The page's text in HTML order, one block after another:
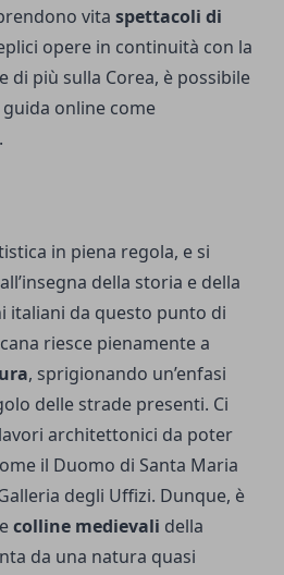
vita spettacoli di
opere in continuità con la
di più sulla Corea, è possibile
online come
.
in piena regola, e si
della storia e della
italiani da questo punto di
riesce pienamente a
, sprigionando un’enfasi
delle strade presenti. Ci
architettonici da poter
il Duomo di Santa Maria
degli Uffizi. Dunque, è
colline medievali della
da una natura quasi